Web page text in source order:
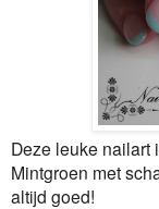
Deze leuke nailart
Mintgroen met
altijd goed!